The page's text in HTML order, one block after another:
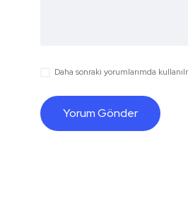
Daha sonraki yorumlarımda